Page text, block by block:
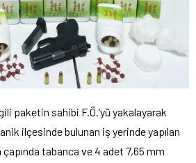
paketin sahibi F.Ö.’yü yakalayarak
ilçesinde bulunan iş yerinde yapılan
tabanca ve 4 adet 7,65 mm